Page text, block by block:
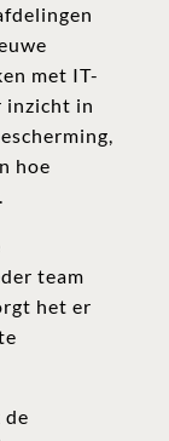
met IT-
inzicht in
hoe
team
het er
de